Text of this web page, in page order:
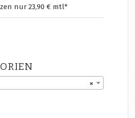
nur 23,90 € mtl*
×